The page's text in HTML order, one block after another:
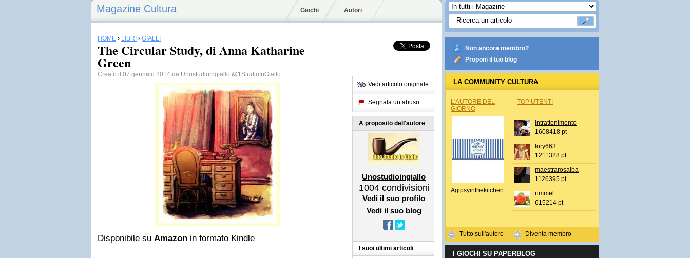
Magazine Cultura Giochi Autori
HOME › LIBRI › GIALLI
The Circular Study, di Anna Katharine
Green
Creato il 07 gennaio 2014 da Unostudioingiallo @1StudioInGiallo
Disponibile su Amazon in formato Kindle
Vedi articolo originale
Segnala un abuso
A proposito dell'autore
Unostudioingiallo
1004 condivisioni
Vedi il suo profilo
Vedi il suo blog
I suoi ultimi articoli
Non ancora membro?
Proponi il tuo blog
LA COMMUNITY CULTURA
L'AUTORE DEL
GIORNO
Agipsyinthekitchen
Tutto sull'autore
TOP UTENTI
intrattenimento
1608418 pt
lory663
1211328 pt
maestrarosalba
1126395 pt
rimmel
615214 pt
Diventa membro
I GIOCHI SU PAPERBLOG